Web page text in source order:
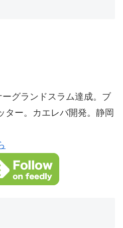
グランドスラム達成。ブ
ター。カエレバ開発。静岡